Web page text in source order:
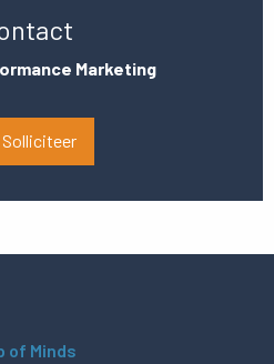
Marketing
Solliciteer
of Minds